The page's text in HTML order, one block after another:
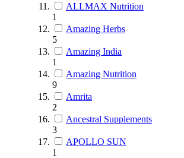
ALLMAX Nutrition
1
Amazing Herbs
5
Amazing India
1
Amazing Nutrition
9
Amrita
2
Ancestral Supplements
3
APOLLO SUN
1